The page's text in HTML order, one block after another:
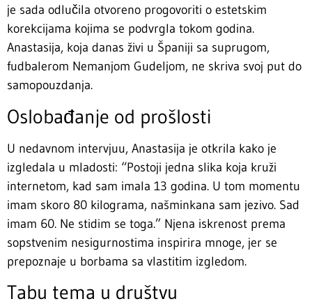
je sada odlučila otvoreno progovoriti o estetskim
korekcijama kojima se podvrgla tokom godina.
Anastasija, koja danas živi u Španiji sa suprugom,
fudbalerom Nemanjom Gudeljom, ne skriva svoj put do
samopouzdanja.
Oslobađanje od prošlosti
U nedavnom intervjuu, Anastasija je otkrila kako je
izgledala u mladosti: “Postoji jedna slika koja kruži
internetom, kad sam imala 13 godina. U tom momentu
imam skoro 80 kilograma, našminkana sam jezivo. Sad
imam 60. Ne stidim se toga.” Njena iskrenost prema
sopstvenim nesigurnostima inspirira mnoge, jer se
prepoznaje u borbama sa vlastitim izgledom.
Tabu tema u društvu